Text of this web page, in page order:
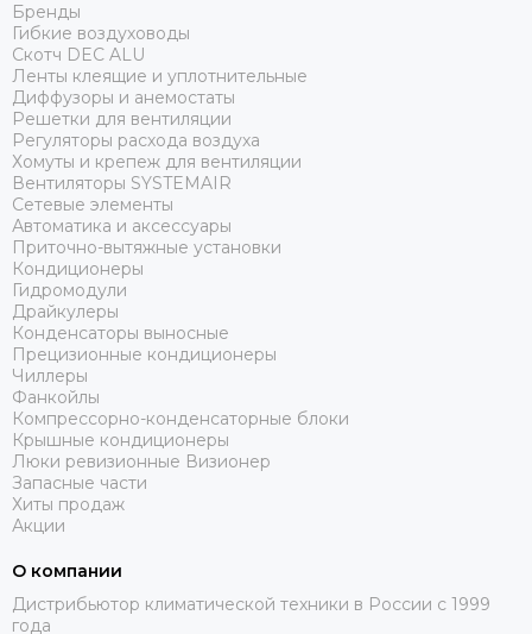
Бренды
Гибкие воздуховоды
Скотч DEC ALU
Ленты клеящие и уплотнительные
Диффузоры и анемостаты
Решетки для вентиляции
Регуляторы расхода воздуха
Хомуты и крепеж для вентиляции
Вентиляторы SYSTEMAIR
Сетевые элементы
Автоматика и аксессуары
Приточно-вытяжные установки
Кондиционеры
Гидромодули
Драйкулеры
Конденсаторы выносные
Прецизионные кондиционеры
Чиллеры
Фанкойлы
Компрессорно-конденсаторные блоки
Крышные кондиционеры
Люки ревизионные Визионер
Запасные части
Хиты продаж
Акции
О компании
Дистрибьютор климатической техники в России с 1999
года